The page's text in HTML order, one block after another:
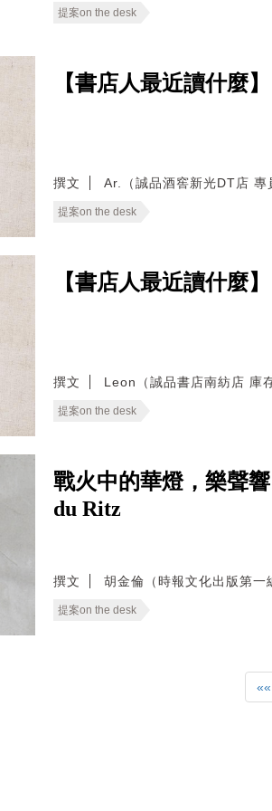
提案on the desk
【書店人最近讀什麼】
撰文 Ar.（誠品酒窖新光DT店 專
提案on the desk
【書店人最近讀什麼
撰文 Leon（誠品書店南紡店 庫
提案on the desk
戰火中的華燈，樂聲
du Ritz
撰文 胡金倫（時報文化出版第一
提案on the desk
««